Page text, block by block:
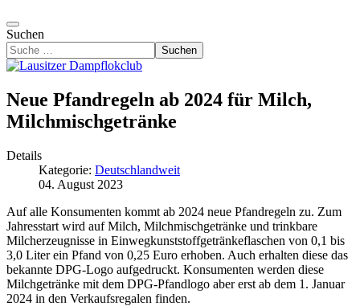
Suchen
Suchen
Neue Pfandregeln ab 2024 für Milch,
Milchmischgetränke
Details
Kategorie: Deutschlandweit
04. August 2023
Auf alle Konsumenten kommt ab 2024 neue Pfandregeln zu. Zum
Jahresstart wird auf Milch, Milchmischgetränke und trinkbare
Milcherzeugnisse in Einwegkunststoffgetränkeflaschen von 0,1 bis
3,0 Liter ein Pfand von 0,25 Euro erhoben. Auch erhalten diese das
bekannte DPG-Logo aufgedruckt. Konsumenten werden diese
Milchgetränke mit dem DPG-Pfandlogo aber erst ab dem 1. Januar
2024 in den Verkaufsregalen finden.